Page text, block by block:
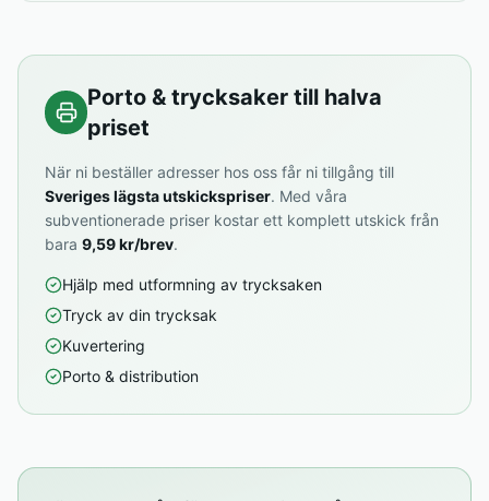
Porto & trycksaker till halva
priset
När ni beställer adresser hos oss får ni tillgång till
Sveriges lägsta utskickspriser. Med våra
subventionerade priser kostar ett komplett utskick från
bara 9,59 kr/brev.
Hjälp med utformning av trycksaken
Tryck av din trycksak
Kuvertering
Porto & distribution